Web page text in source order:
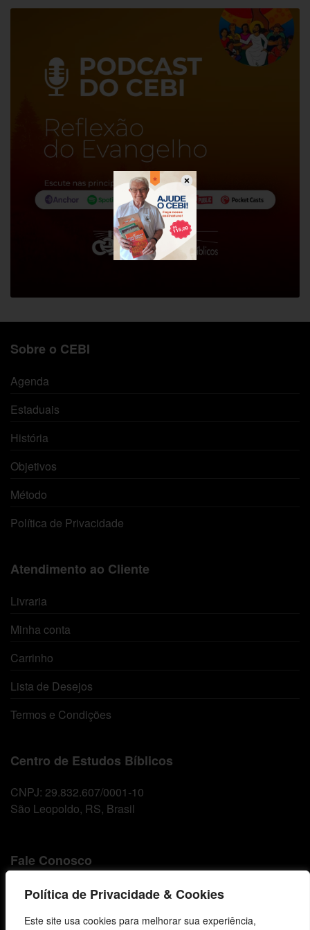
Política de Privacidade & Cookies
Este site usa cookies para melhorar sua experiência,
Sobre o CEBI
Agenda
Estaduais
História
Objetivos
Método
Política de Privacidade
Atendimento ao Cliente
Livraria
Minha conta
Carrinho
Lista de Desejos
Termos e Condições
Centro de Estudos Bíblicos
CNPJ: 29.832.607/0001-10
São Leopoldo, RS, Brasil
Fale Conosco
E-mails
comunicacao@cebi.org.br